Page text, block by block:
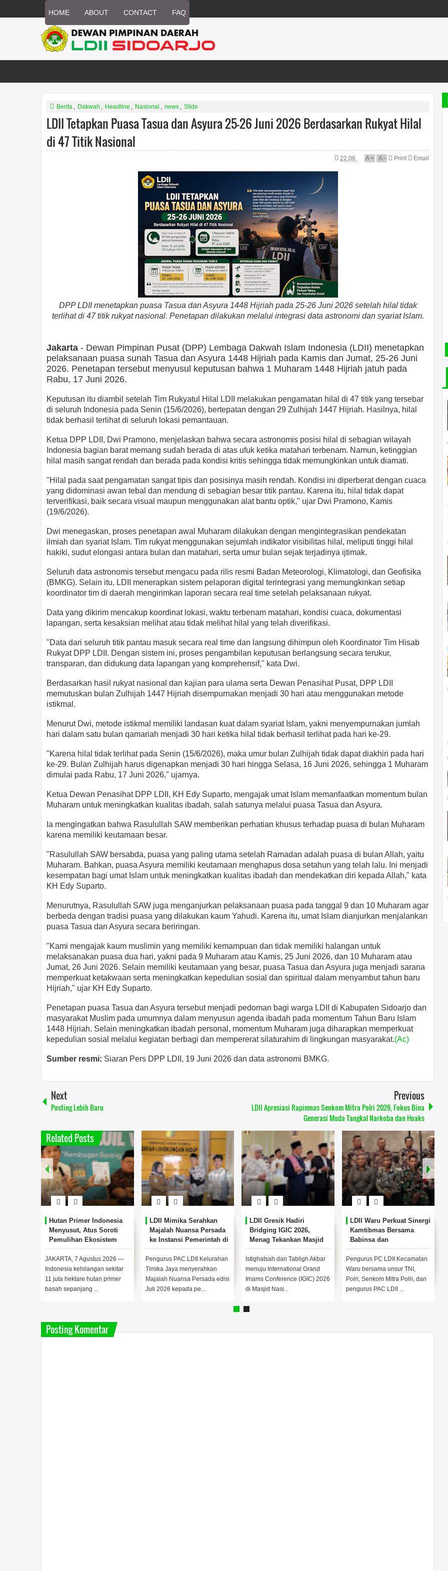
HOME ABOUT CONTACT FAQ
Berita , Dakwah , Headline , Nasional , news , Slide
LDII Tetapkan Puasa Tasua dan Asyura 25-26 Juni 2026 Berdasarkan Rukyat Hilal
di 47 Titik Nasional
22.06 A+ A- Print Email
DPP LDII menetapkan puasa Tasua dan Asyura 1448 Hijriah pada 25-26 Juni 2026 setelah hilal tidak
terlihat di 47 titik rukyat nasional. Penetapan dilakukan melalui integrasi data astronomi dan syariat Islam.
Jakarta - Dewan Pimpinan Pusat (DPP) Lembaga Dakwah Islam Indonesia (LDII) menetapkan
pelaksanaan puasa sunah Tasua dan Asyura 1448 Hijriah pada Kamis dan Jumat, 25-26 Juni
2026. Penetapan tersebut menyusul keputusan bahwa 1 Muharam 1448 Hijriah jatuh pada
Rabu, 17 Juni 2026.
Keputusan itu diambil setelah Tim Rukyatul Hilal LDII melakukan pengamatan hilal di 47 titik yang tersebar
di seluruh Indonesia pada Senin (15/6/2026), bertepatan dengan 29 Zulhijah 1447 Hijriah. Hasilnya, hilal
tidak berhasil terlihat di seluruh lokasi pemantauan.
Ketua DPP LDII, Dwi Pramono, menjelaskan bahwa secara astronomis posisi hilal di sebagian wilayah
Indonesia bagian barat memang sudah berada di atas ufuk ketika matahari terbenam. Namun, ketinggian
hilal masih sangat rendah dan berada pada kondisi kritis sehingga tidak memungkinkan untuk diamati.
"Hilal pada saat pengamatan sangat tipis dan posisinya masih rendah. Kondisi ini diperberat dengan cuaca
yang didominasi awan tebal dan mendung di sebagian besar titik pantau. Karena itu, hilal tidak dapat
terverifikasi, baik secara visual maupun menggunakan alat bantu optik," ujar Dwi Pramono, Kamis
(19/6/2026).
Dwi menegaskan, proses penetapan awal Muharam dilakukan dengan mengintegrasikan pendekatan
ilmiah dan syariat Islam. Tim rukyat menggunakan sejumlah indikator visibilitas hilal, meliputi tinggi hilal
hakiki, sudut elongasi antara bulan dan matahari, serta umur bulan sejak terjadinya ijtimak.
Seluruh data astronomis tersebut mengacu pada rilis resmi Badan Meteorologi, Klimatologi, dan Geofisika
(BMKG). Selain itu, LDII menerapkan sistem pelaporan digital terintegrasi yang memungkinkan setiap
koordinator tim di daerah mengirimkan laporan secara real time setelah pelaksanaan rukyat.
Data yang dikirim mencakup koordinat lokasi, waktu terbenam matahari, kondisi cuaca, dokumentasi
lapangan, serta kesaksian melihat atau tidak melihat hilal yang telah diverifikasi.
"Data dari seluruh titik pantau masuk secara real time dan langsung dihimpun oleh Koordinator Tim Hisab
Rukyat DPP LDII. Dengan sistem ini, proses pengambilan keputusan berlangsung secara terukur,
transparan, dan didukung data lapangan yang komprehensif," kata Dwi.
Berdasarkan hasil rukyat nasional dan kajian para ulama serta Dewan Penasihat Pusat, DPP LDII
memutuskan bulan Zulhijah 1447 Hijriah disempurnakan menjadi 30 hari atau menggunakan metode
istikmal.
Menurut Dwi, metode istikmal memiliki landasan kuat dalam syariat Islam, yakni menyempurnakan jumlah
hari dalam satu bulan qamariah menjadi 30 hari ketika hilal tidak berhasil terlihat pada hari ke-29.
"Karena hilal tidak terlihat pada Senin (15/6/2026), maka umur bulan Zulhijah tidak dapat diakhiri pada hari
ke-29. Bulan Zulhijah harus digenapkan menjadi 30 hari hingga Selasa, 16 Juni 2026, sehingga 1 Muharam
dimulai pada Rabu, 17 Juni 2026," ujarnya.
Ketua Dewan Penasihat DPP LDII, KH Edy Suparto, mengajak umat Islam memanfaatkan momentum bulan
Muharam untuk meningkatkan kualitas ibadah, salah satunya melalui puasa Tasua dan Asyura.
Ia mengingatkan bahwa Rasulullah SAW memberikan perhatian khusus terhadap puasa di bulan Muharam
karena memiliki keutamaan besar.
"Rasulullah SAW bersabda, puasa yang paling utama setelah Ramadan adalah puasa di bulan Allah, yaitu
Muharam. Bahkan, puasa Asyura memiliki keutamaan menghapus dosa setahun yang telah lalu. Ini menjadi
kesempatan bagi umat Islam untuk meningkatkan kualitas ibadah dan mendekatkan diri kepada Allah," kata
KH Edy Suparto.
Menurutnya, Rasulullah SAW juga menganjurkan pelaksanaan puasa pada tanggal 9 dan 10 Muharam agar
berbeda dengan tradisi puasa yang dilakukan kaum Yahudi. Karena itu, umat Islam dianjurkan menjalankan
puasa Tasua dan Asyura secara beriringan.
"Kami mengajak kaum muslimin yang memiliki kemampuan dan tidak memiliki halangan untuk
melaksanakan puasa dua hari, yakni pada 9 Muharam atau Kamis, 25 Juni 2026, dan 10 Muharam atau
Jumat, 26 Juni 2026. Selain memiliki keutamaan yang besar, puasa Tasua dan Asyura juga menjadi sarana
memperkuat ketakwaan serta meningkatkan kepedulian sosial dan spiritual dalam menyambut tahun baru
Hijriah," ujar KH Edy Suparto.
Penetapan puasa Tasua dan Asyura tersebut menjadi pedoman bagi warga LDII di Kabupaten Sidoarjo dan
masyarakat Muslim pada umumnya dalam menyusun agenda ibadah pada momentum Tahun Baru Islam
1448 Hijriah. Selain meningkatkan ibadah personal, momentum Muharam juga diharapkan memperkuat
kepedulian sosial melalui kegiatan berbagi dan mempererat silaturahim di lingkungan masyarakat.(Ac)
Sumber resmi: Siaran Pers DPP LDII, 19 Juni 2026 dan data astronomi BMKG.
Next
Posting Lebih Baru
Previous
LDII Apresiasi Rapimnas Senkom Mitra Polri 2026, Fokus Bina
Generasi Muda Tangkal Narkoba dan Hoaks
Related Posts
Hutan Primer Indonesia
Menyusut, Atus Soroti
Pemulihan Ekosistem
JAKARTA, 7 Agustus 2026 —
Indonesia kehilangan sekitar
11 juta hektare hutan primer
basah sepanjang ...
LDII Mimika Serahkan
Majalah Nuansa Persada
ke Instansi Pemerintah di
Timika
Pengurus PAC LDII Kelurahan
Timika Jaya menyerahkan
Majalah Nuansa Persada edisi
Juli 2026 kepada pe...
LDII Gresik Hadiri
Bridging IGIC 2026,
Menag Tekankan Masjid
sebagai Pusat
Pemberdayaan Umat
Istighatsah dan Tabligh Akbar
menuju International Grand
Imams Conference (IGIC) 2026
di Masjid Nasi...
LDII Waru Perkuat Sinergi
Kamtibmas Bersama
Babinsa dan
Bhabinkamtibmas
Pengurus PC LDII Kecamatan
Waru bersama unsur TNI,
Polri, Senkom Mitra Polri, dan
pengurus PAC LDII ...
Posting Komentar